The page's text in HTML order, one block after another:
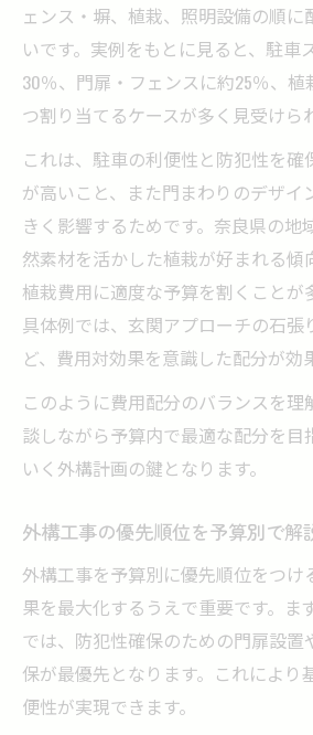
ェンス・塀、植栽、照明設備の順に
いです。実例をもとに見ると、駐車
30％、門扉・フェンスに約25％、植
つ割り当てるケースが多く見受けら
これは、駐車の利便性と防犯性を確
が高いこと、また門まわりのデザイ
きく影響するためです。奈良県の地
然素材を活かした植栽が好まれる傾
植栽費用に適度な予算を割くことが
具体例では、玄関アプローチの石張
ど、費用対効果を意識した配分が効
このように費用配分のバランスを理
談しながら予算内で最適な配分を目
いく外構計画の鍵となります。
外構工事の優先順位を予算別で解
外構工事を予算別に優先順位をつけ
果を最大化するうえで重要です。ま
では、防犯性確保のための門扉設置
保が最優先となります。これにより
便性が実現できます。